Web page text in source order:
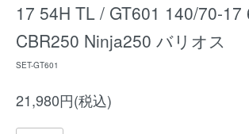
17 54H TL / GT601 140/70-17
CBR250 Ninja250 バリオス
SET-GT601
21,980円(税込)